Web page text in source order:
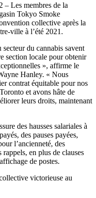
– Les membres de la
Tokyo Smoke
collective après la
ville à l’été 2021.
du cannabis savent
section locale pour obtenir
», affirme le
Hanley. « Nous
contrat équitable pour nos
et avons hâte de
leurs droits, maintenant
des hausses salariales à
des pauses payées,
l’ancienneté, des
en plus de clauses
de postes.
victorieuse au